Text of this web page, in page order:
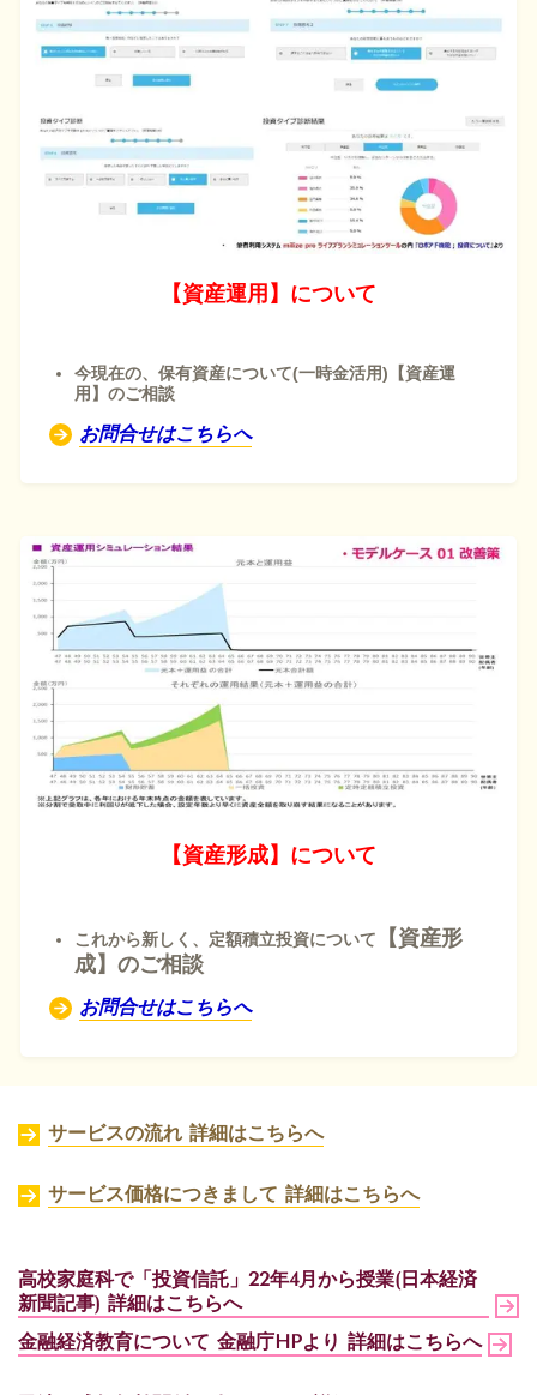
【資産運用】について
今現在の、保有資産について(一時金活用) 【資産運
用】のご相談
お問合せはこちらへ
【資産形成】について
これから新しく、定額積立投資について
【資産形
成】のご相談
お問合せはこちらへ
サービスの流れ 詳細はこちらへ
サービス価格につきまして 詳細はこちらへ
高校家庭科で「投資信託」22年4月から授業(日本経済
新聞記事) 詳細はこちらへ
金融経済教育について 金融庁HPより 詳細はこちらへ